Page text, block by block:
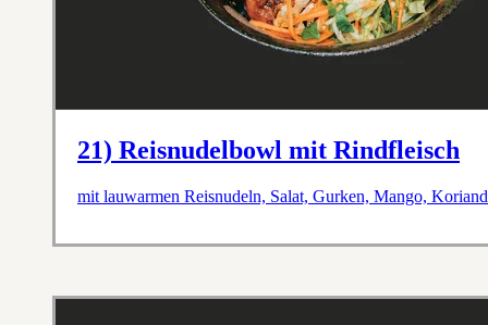
21) Reisnudelbowl mit Rindfleisch
mit lauwarmen Reisnudeln, Salat, Gurken, Mango,